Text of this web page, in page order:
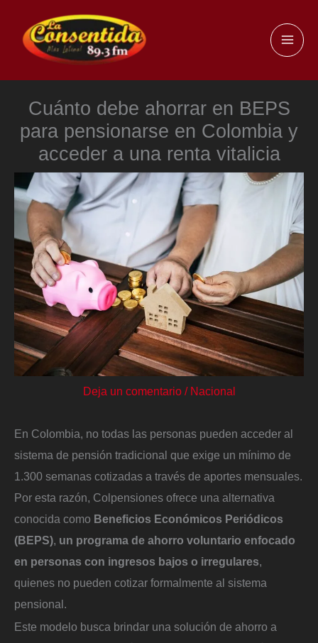
contenido
Cuánto debe ahorrar en BEPS
para pensionarse en Colombia y
acceder a una renta vitalicia
Deja un comentario / Nacional
En Colombia, no todas las personas pueden acceder al
sistema de pensión tradicional que exige un mínimo de
1.300 semanas cotizadas a través de aportes mensuales.
Por esta razón, Colpensiones ofrece una alternativa
conocida como Beneficios Económicos Periódicos
(BEPS), un programa de ahorro voluntario enfocado
en personas con ingresos bajos o irregulares,
quienes no pueden cotizar formalmente al sistema
pensional.
Este modelo busca brindar una solución de ahorro a